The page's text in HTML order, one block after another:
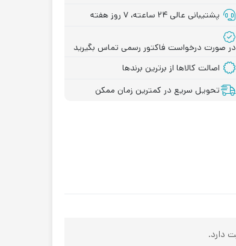
پشتیبانی عالی ۲۴ ساعته، ۷ روز هفته
در صورت درخواست فاکتور رسمی تماس بگیرید
اصالت کالاها از برترین برندها
تحویل سریع در کمترین زمان ممکن